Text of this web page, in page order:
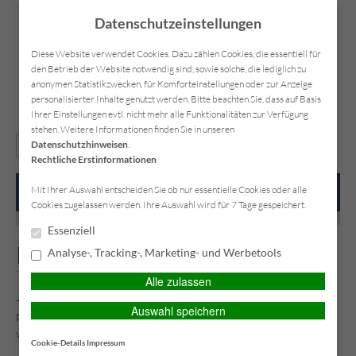
Kontakt Anfahrt Datenschutz Impressum
Main Menu
Die passende Vorsorge treffen
Je nach Bedarf eignen sich verschieden Produkte für die
persönliche Vorsorge. Wir informieren Sie gerne über die
verschiedenen Möglichkeiten.
Datenschutzeinstellungen
Diese Website verwendet Cookies. Dazu zählen Cookies, die essentiell für
den Betrieb der Website notwendig sind, sowie solche, die lediglich zu
anonymen Statistikzwecken, für Komforteinstellungen oder zur Anzeige
personalisierter Inhalte genutzt werden. Bitte beachten Sie, dass auf Basis
Ihrer Einstellungen evtl. nicht mehr alle Funktionalitäten zur Verfügung
stehen. Weitere Informationen finden Sie in unseren
Datenschutzhinweisen.
Rechtliche Erstinformationen
Mit Ihrer Auswahl entscheiden Sie ob nur essentielle Cookies oder alle
Cookies zugelassen werden. Ihre Auswahl wird für 7 Tage gespeichert.
Essenziell
Analyse-, Tracking-, Marketing- und Werbetools
Alle zulassen
Auswahl speichern
Cookie-Details Impressum